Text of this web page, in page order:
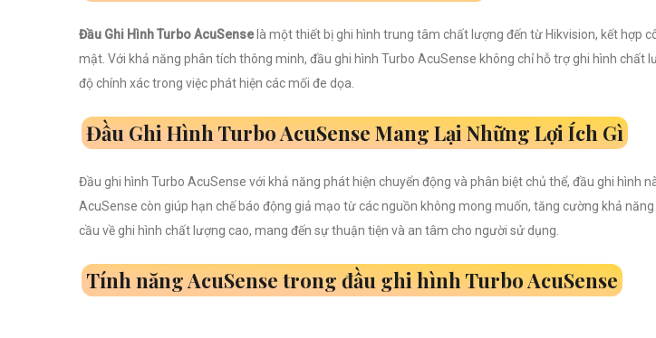
Đầu Ghi Hình Turbo AcuSenselà một thiết bị ghi hình trung tâm chất lượng đến từ Hikvision, kết hợp
mật. Với khả năng phân tích thông minh, đầu ghi hình Turbo AcuSense không chỉ hỗ trợ ghi hình
độ chính xác trong việc phát hiện các mối đe dọa.
Đầu Ghi Hình Turbo AcuSense Mang Lại Những Lợi Ích Gì
Đầu ghi hình Turbo AcuSense với khả năng phát hiện chuyển động và phân biệt chủ thể, đầu ghi hình
AcuSense còn giúp hạn chế báo động giả mạo từ các nguồn không mong muốn, tăng cường khả
cầu về ghi hình chất lượng cao, mang đến sự thuận tiện và an tâm cho người sử dụng.
Tính năng AcuSense trong đầu ghi hình Turbo AcuSense